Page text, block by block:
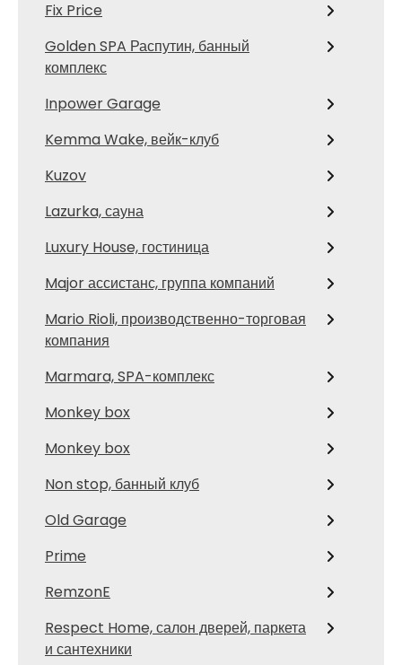
Fix Price
Golden SPA Распутин, банный
комплекс
Inpower Garage
Kemma Wake, вейк-клуб
Kuzov
Lazurka, сауна
Luxury House, гостиница
Major ассистанс, группа компаний
Mario Rioli, производственно-торговая
компания
Marmara, SPA-комплекс
Monkey box
Monkey box
Non stop, банный клуб
Old Garage
Prime
RemzonE
Respect Home, салон дверей, паркета
и сантехники